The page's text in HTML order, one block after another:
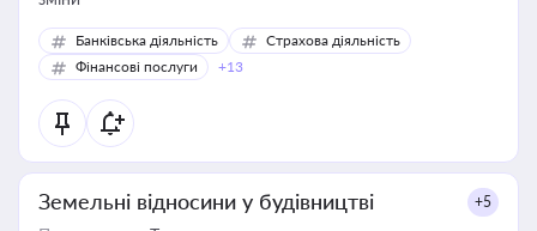
Банківська діяльність
Страхова діяльність
Фінансові послуги
+13
Земельні відносини у будівництві +5